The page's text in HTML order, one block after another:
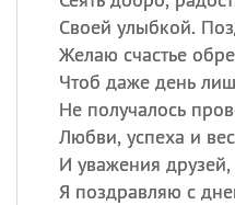
Своей улыбкой.
Желаю счастье
Чтоб даже день
Не получалось
Любви, успеха и
И уважения друзей,
Я поздравляю с